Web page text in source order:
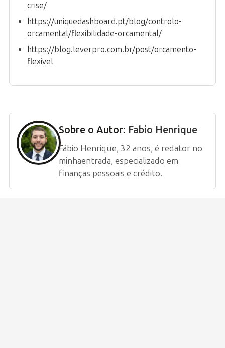
crise/
https://uniquedashboard.pt/blog/controlo-
orcamental/flexibilidade-orcamental/
https://blog.leverpro.com.br/post/orcamento-
flexivel
Sobre o Autor: Fabio Henrique
Fábio Henrique, 32 anos, é redator no
minhaentrada, especializado em
finanças pessoais e crédito.